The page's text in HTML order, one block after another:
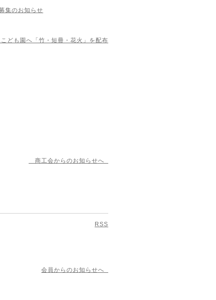
集のお知らせ
ども園へ「竹・短冊・花火」を配布
商工会からのお知らせへ
RSS
会員からのお知らせへ